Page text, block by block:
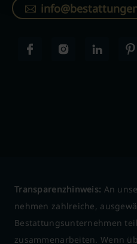
Transparenzhinweis: An
nehmen zahlreiche,
Bestattungsunternehmen
zusammenarbeiten. Wenn